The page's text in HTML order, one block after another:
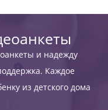
и надежду
Каждое
из детского дома